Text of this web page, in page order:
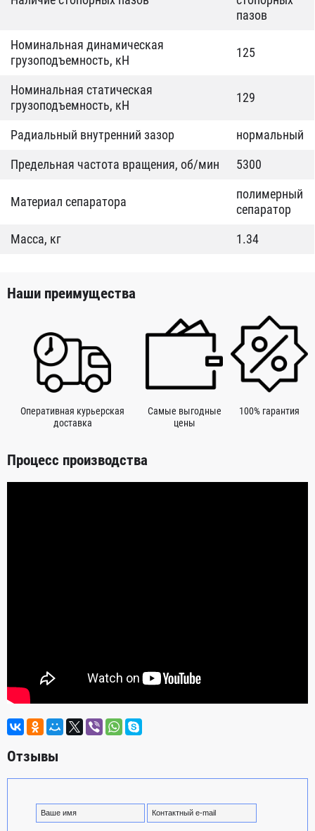
пазов
Номинальная динамическая
грузоподъемность, кН
125
Номинальная статическая
грузоподъемность, кН
129
Радиальный внутренний зазор
нормальный
Предельная частота вращения, об/мин
5300
Материал сепаратора
полимерный
сепаратор
Масса, кг
1.34
Наши преимущества
Оперативная курьерская
доставка
Самые выгодные
цены
100% гарантия
Процесс производства
Отзывы